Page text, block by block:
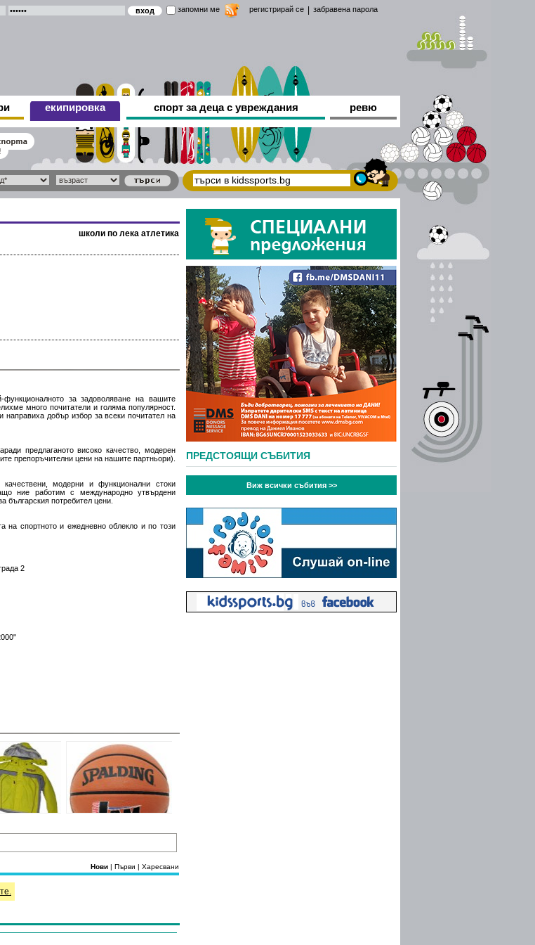
запомни ме регистрирай се забравена парола
екипировка спорт за деца с увреждания ревю
школи по лека атлетика
за задоволяване на вашите
много почитатели и голяма популярност.
направиха добър избор за всеки почитател на
предлаганото високо качество, модерен
препоръчителни цени на нашите партньори).
модерни и функционални стоки
ние работим с международно утвърдени
българския потребител цени.
на спортното и ежедневно облекло и по този
2
Нови | Първи | Харесвани
ПРЕДСТОЯЩИ СЪБИТИЯ
Виж всички събития >>